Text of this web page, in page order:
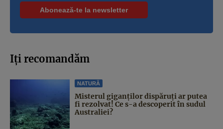
Iți recomandăm
NATURĂ
Misterul giganților dispăruți ar putea
fi rezolvat! Ce s-a descoperit în sudul
Australiei?